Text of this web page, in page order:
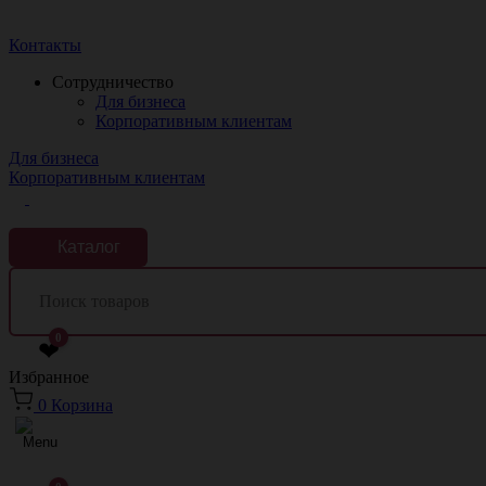
Контакты
Сотрудничество
Для бизнеса
Корпоративным клиентам
Для бизнеса
Корпоративным клиентам
Каталог
❤
0
Избранное
0 Корзина